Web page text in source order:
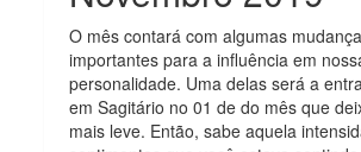
O mês contará com algumas
importantes para a influência em
personalidade. Uma delas será a
em Sagitário no 01 de do mês que
mais leve. Então, sabe aquela